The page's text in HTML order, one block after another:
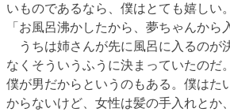
いものであるなら、僕はとても嬉しい。
「お風呂沸かしたから、夢ちゃんから
うちは姉さんが先に風呂に入るのが
なくそういうふうに決まっていたのだ
僕が男だからというのもある。僕はた
からないけど、女性は髪の手入れとか